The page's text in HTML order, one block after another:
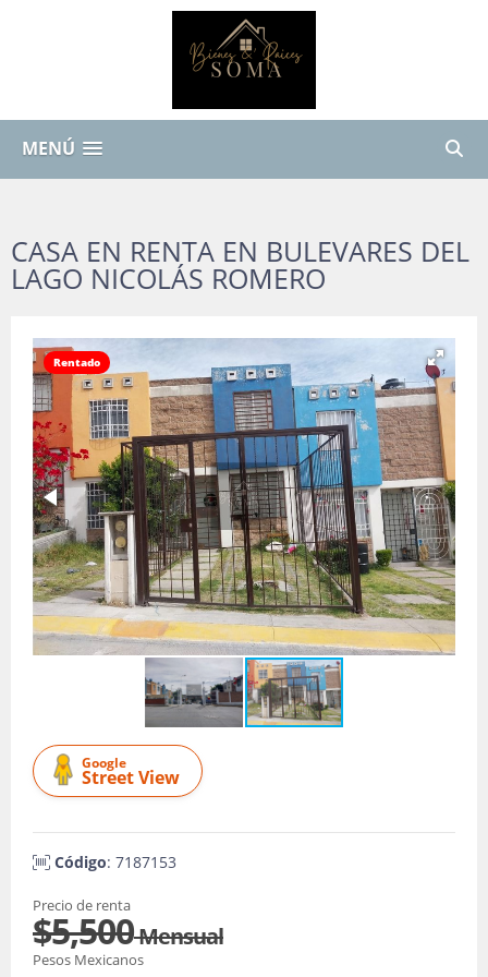
MENÚ
CASA EN RENTA EN BULEVARES DEL
LAGO NICOLÁS ROMERO
Rentado
Google
Street View
Código: 7187153
Precio de renta
$5,500Mensual
Pesos Mexicanos